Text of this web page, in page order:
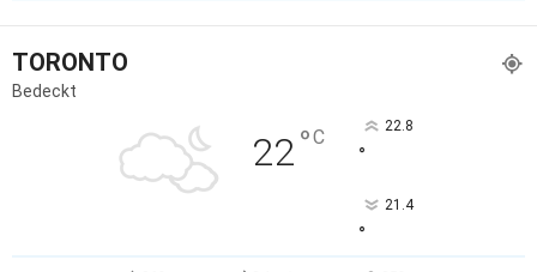
TORONTO
Bedeckt
22°C 22.8
°
21.4
°